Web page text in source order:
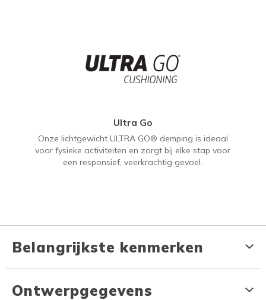
Ultra Go
Onze lichtgewicht ULTRA GO® demping is ideaal
voor fysieke activiteiten en zorgt bij elke stap voor
een responsief, veerkrachtig gevoel.
Belangrijkste kenmerken
Ontwerpgegevens